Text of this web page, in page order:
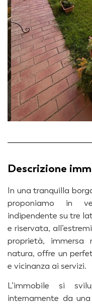
Descrizione
In una tranquilla
proponiamo in
indipendente su tre
e riservata,
proprietà,
natura, offre un
e vicinanza ai servizi.
L’immobile si
internamente da